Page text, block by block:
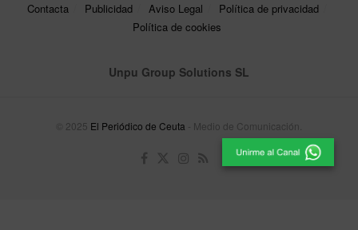
Contacta Publicidad Aviso Legal
Política de privacidad
Política de cookies
Unpu Group Solutions SL
© 2025 El Periódico de Ceuta - Medio de Comunicación